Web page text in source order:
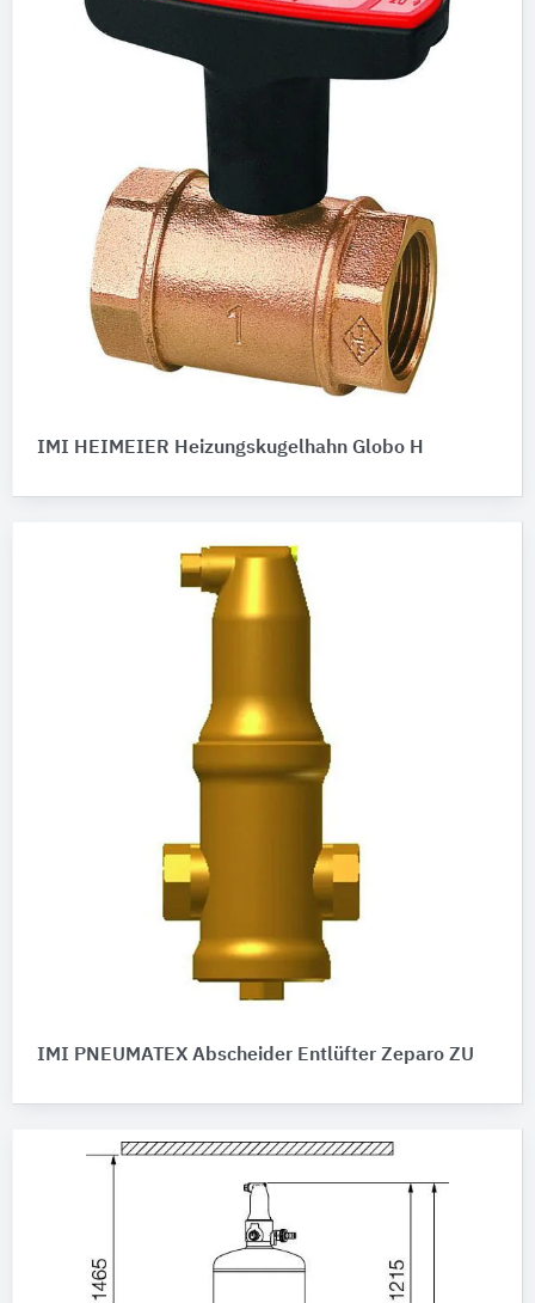
IMI HEIMEIER Heizungskugelhahn Globo H
IMI PNEUMATEX Abscheider Entlüfter Zeparo ZU